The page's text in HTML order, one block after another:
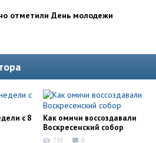
отметили День молодежи
с 8
Как омичи воссоздавали
Воскресенский собор
793 0